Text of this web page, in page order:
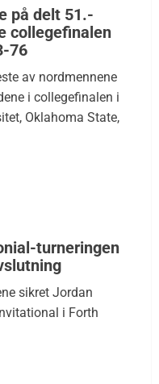
på delt 51.-
collegefinalen
76
av nordmennene
i collegefinalen i
Oklahoma State,
turneringen
sikret Jordan
i Forth